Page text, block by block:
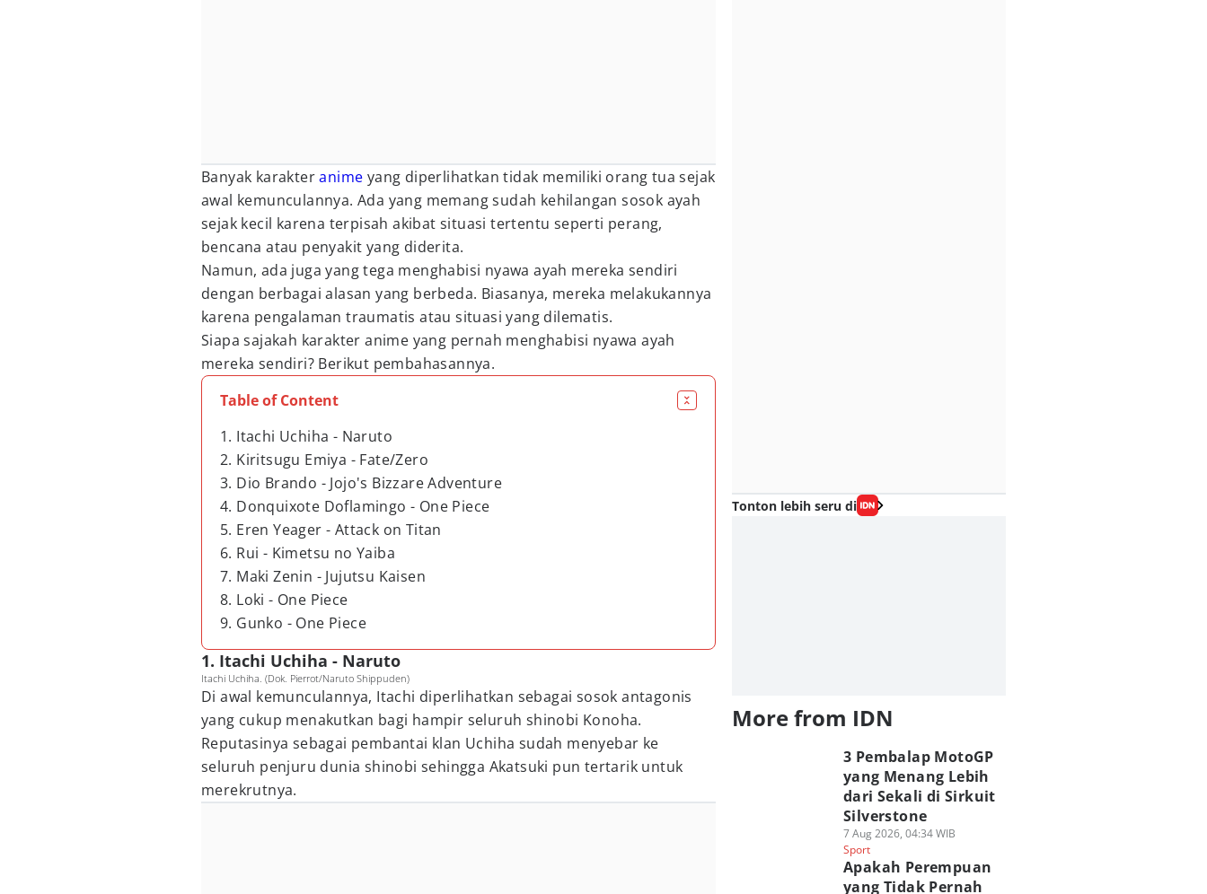
Banyak karakteranime yang diperlihatkan tidak memiliki orang tua sejak
awal kemunculannya. Ada yang memang sudah kehilangan sosok ayah
sejak kecil karena terpisah akibat situasi tertentu seperti perang,
bencana atau penyakit yang diderita.
Namun, ada juga yang tega menghabisi nyawa ayah mereka sendiri
dengan berbagai alasan yang berbeda. Biasanya, mereka melakukannya
karena pengalaman traumatis atau situasi yang dilematis.
Siapa sajakah karakter anime yang pernah menghabisi nyawa ayah
mereka sendiri? Berikut pembahasannya.
Table of Content
1. Itachi Uchiha - Naruto
2. Kiritsugu Emiya - Fate/Zero
3. Dio Brando - Jojo's Bizzare Adventure
4. Donquixote Doflamingo - One Piece
5. Eren Yeager - Attack on Titan
6. Rui - Kimetsu no Yaiba
7. Maki Zenin - Jujutsu Kaisen
8. Loki - One Piece
9. Gunko - One Piece
1. Itachi Uchiha - Naruto
Itachi Uchiha. (Dok. Pierrot/Naruto Shippuden)
Di awal kemunculannya, Itachi diperlihatkan sebagai sosok antagonis
yang cukup menakutkan bagi hampir seluruh shinobi Konoha.
Reputasinya sebagai pembantai klan Uchiha sudah menyebar ke
seluruh penjuru dunia shinobi sehingga Akatsuki pun tertarik untuk
merekrutnya.
Tonton lebih seru di
More from IDN
3 Pembalap MotoGP
yang Menang Lebih
dari Sekali di Sirkuit
Silverstone
7 Aug 2026, 04:34 WIB
Sport
Apakah Perempuan
yang Tidak Pernah